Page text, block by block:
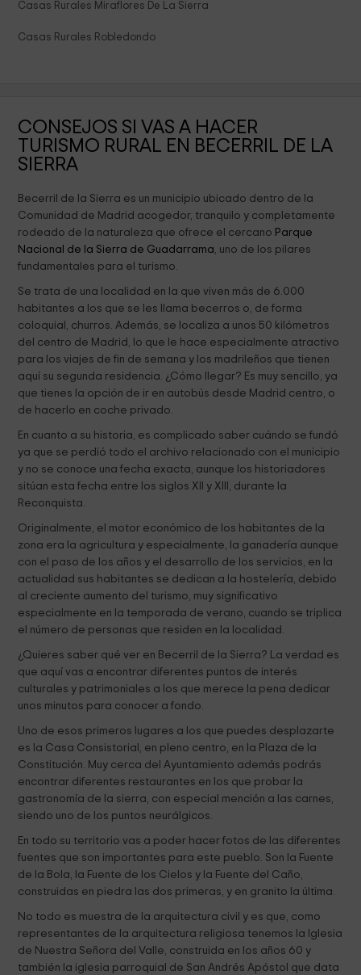
Casas Rurales Miraflores De La Sierra
Casas Rurales Robledondo
CONSEJOS SI VAS A HACER
TURISMO RURAL EN BECERRIL DE LA
SIERRA
Becerril de la Sierra es un municipio ubicado dentro de la
Comunidad de Madrid acogedor, tranquilo y completamente
rodeado de la naturaleza que ofrece el cercano Parque
Nacional de la Sierra de Guadarrama, uno de los pilares
fundamentales para el turismo.
Se trata de una localidad en la que viven más de 6.000
habitantes a los que se les llama becerros o, de forma
coloquial, churros. Además, se localiza a unos 50 kilómetros
del centro de Madrid, lo que le hace especialmente atractivo
para los viajes de fin de semana y los madrileños que tienen
aquí su segunda residencia. ¿Cómo llegar? Es muy sencillo, ya
que tienes la opción de ir en autobús desde Madrid centro, o
de hacerlo en coche privado.
En cuanto a su historia, es complicado saber cuándo se fundó
ya que se perdió todo el archivo relacionado con el municipio
y no se conoce una fecha exacta, aunque los historiadores
sitúan esta fecha entre los siglos XII y XIII, durante la
Reconquista.
Originalmente, el motor económico de los habitantes de la
zona era la agricultura y especialmente, la ganadería aunque
con el paso de los años y el desarrollo de los servicios, en la
actualidad sus habitantes se dedican a la hostelería, debido
al creciente aumento del turismo, muy significativo
especialmente en la temporada de verano, cuando se triplica
el número de personas que residen en la localidad.
¿Quieres saber qué ver en Becerril de la Sierra? La verdad es
que aquí vas a encontrar diferentes puntos de interés
culturales y patrimoniales a los que merece la pena dedicar
unos minutos para conocer a fondo.
Uno de esos primeros lugares a los que puedes desplazarte
es la Casa Consistorial, en pleno centro, en la Plaza de la
Constitución. Muy cerca del Ayuntamiento además podrás
encontrar diferentes restaurantes en los que probar la
gastronomía de la sierra, con especial mención a las carnes,
siendo uno de los puntos neurálgicos.
En todo su territorio vas a poder hacer fotos de las diferentes
fuentes que son importantes para este pueblo. Son la Fuente
de la Bola, la Fuente de los Cielos y la Fuente del Caño,
construidas en piedra las dos primeras, y en granito la última.
No todo es muestra de la arquitectura civil y es que, como
representantes de la arquitectura religiosa tenemos la Iglesia
de Nuestra Señora del Valle, construida en los años 60 y
también la iglesia parroquial de San Andrés Apóstol que data